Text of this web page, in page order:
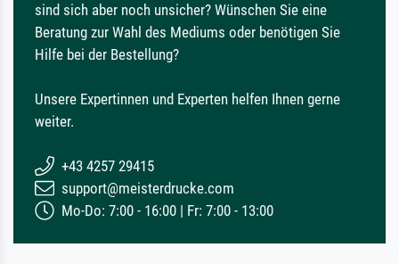
sind sich aber noch unsicher? Wünschen Sie eine
Beratung zur Wahl des Mediums oder benötigen Sie
Hilfe bei der Bestellung?
Unsere Expertinnen und Experten helfen Ihnen gerne
weiter.
+43 4257 29415
support@meisterdrucke.com
Mo-Do: 7:00 - 16:00 | Fr: 7:00 - 13:00